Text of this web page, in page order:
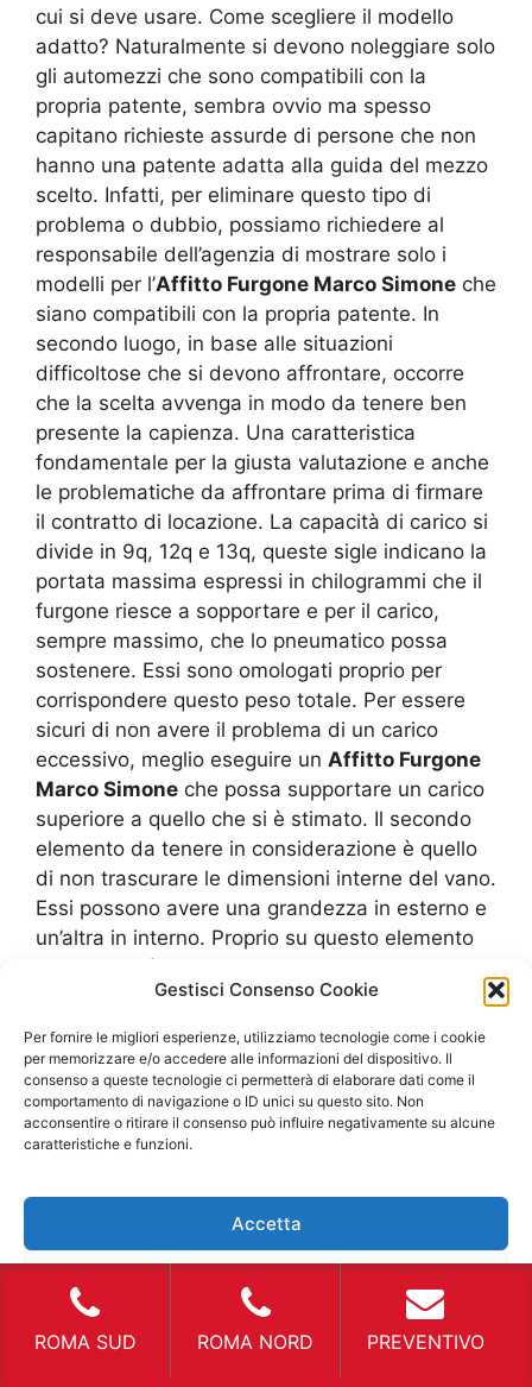
Gestisci Consenso Cookie
Per fornire le migliori esperienze, utilizziamo tecnologie come i cookie
per memorizzare e/o accedere alle informazioni del dispositivo. Il
consenso a queste tecnologie ci permetterà di elaborare dati come il
comportamento di navigazione o ID unici su questo sito. Non
acconsentire o ritirare il consenso può influire negativamente su alcune
caratteristiche e funzioni.
Accetta
Visualizza le preferenze
cui si deve usare. Come scegliere il modello
adatto? Naturalmente si devono noleggiare solo
gli automezzi che sono compatibili con la
propria patente, sembra ovvio ma spesso
capitano richieste assurde di persone che non
hanno una patente adatta alla guida del mezzo
scelto. Infatti, per eliminare questo tipo di
problema o dubbio, possiamo richiedere al
responsabile dell’agenzia di mostrare solo i
modelli per l’Affitto Furgone Marco Simone che
siano compatibili con la propria patente. In
secondo luogo, in base alle situazioni
difficoltose che si devono affrontare, occorre
che la scelta avvenga in modo da tenere ben
presente la capienza. Una caratteristica
fondamentale per la giusta valutazione e anche
le problematiche da affrontare prima di firmare
il contratto di locazione. La capacità di carico si
divide in 9q, 12q e 13q, queste sigle indicano la
portata massima espressi in chilogrammi che il
furgone riesce a sopportare e per il carico,
sempre massimo, che lo pneumatico possa
sostenere. Essi sono omologati proprio per
corrispondere questo peso totale. Per essere
sicuri di non avere il problema di un carico
eccessivo, meglio eseguire un Affitto Furgone
Marco Simone che possa supportare un carico
superiore a quello che si è stimato. Il secondo
elemento da tenere in considerazione è quello
di non trascurare le dimensioni interne del vano.
Essi possono avere una grandezza in esterno e
un’altra in interno. Proprio su questo elemento
alle volte si è insicuri. Meglio prendere le misure
armandosi di un metro dove si prende la
lunghezza, larghezza e altezza del vano
internamente. Rimanendo in tema “misure” se
non si conosce il percorso che si deve
effettuare con il proprio furgone in affitto, allora
meglio cercare di sapere quale sia la strada da
dei ponticelli con un’altezza massima oppure
anche che siano ad una corsia. Proprio per
questi problemi sareste costretti a cambiare il
proprio itinerario, perdere ulteriore tempo o
anche danneggiare l’automezzo. Si hanno solo
svantaggi che potrebbero portare a non
ROMA SUD ROMA NORD PREVENTIVO